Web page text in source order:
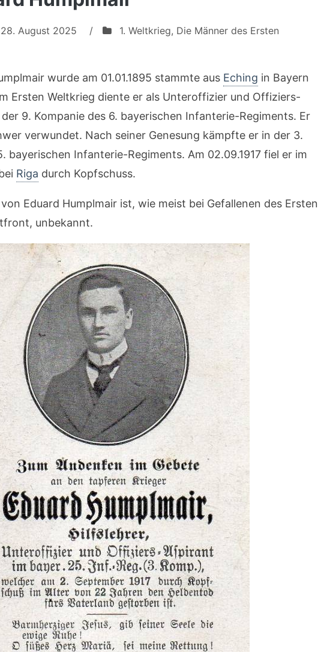
28. August 2025 / 1. Weltkrieg, Die Männer des Ersten
wurde am 01.01.1895 stammte aus Eching in Bayern
Ersten Weltkrieg diente er als Unteroffizier und Offiziers-
9. Kompanie des 6. bayerischen Infanterie-Regiments. Er
verwundet. Nach seiner Genesung kämpfte er in der 3.
bayerischen Infanterie-Regiments. Am 02.09.1917 fiel er im
Riga durch Kopfschuss.
Eduard Humplmair ist, wie meist bei Gefallenen des Ersten
unbekannt.